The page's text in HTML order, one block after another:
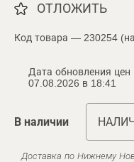
ОТЛОЖИТЬ
Код товара — 230254
Дата обновления цен
07.08.2026 в 18:41
В наличии
Доставка по Нижнему